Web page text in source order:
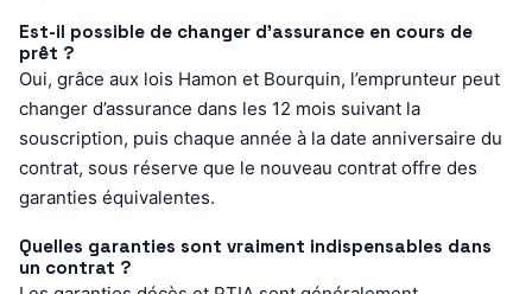
Est-il possible de changer d’assurance en cours de
prêt ?
Oui, grâce aux lois Hamon et Bourquin, l’emprunteur peut
changer d’assurance dans les 12 mois suivant la
souscription, puis chaque année à la date anniversaire du
contrat, sous réserve que le nouveau contrat offre des
garanties équivalentes.
Quelles garanties sont vraiment indispensables dans
un contrat ?